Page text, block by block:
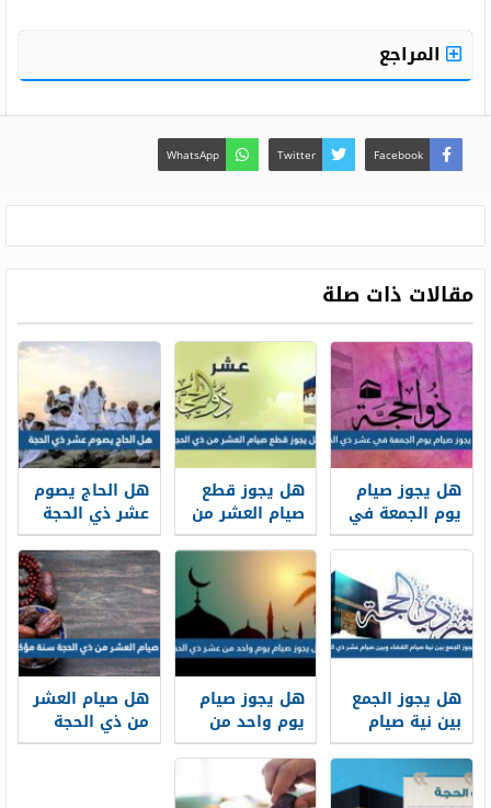
المراجع
Facebook
Twitter
WhatsApp
مقالات ذات صلة
هل يجوز صيام
يوم الجمعة في
عشر ذي الحجة
هل يجوز قطع
صيام العشر من
ذي الحجة
هل الحاج يصوم
عشر ذي الحجة
هل يجوز الجمع
بين نية صيام
القضاء وبين
صيام عشر ذي
الحجة
هل يجوز صيام
يوم واحد من
عشر ذي الحجة
هل صيام العشر
من ذي الحجة
سنة مؤكدة